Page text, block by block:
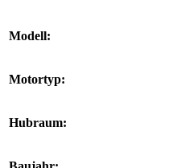
Modell:
Motortyp:
Hubraum: